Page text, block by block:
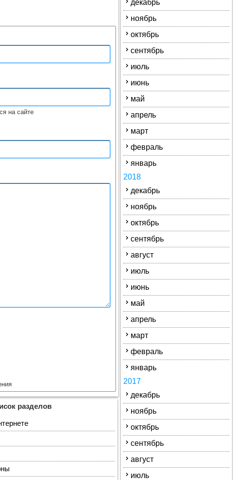
на сайте
разделов
декабрь
ноябрь
октябрь
сентябрь
июль
июнь
май
апрель
март
февраль
январь
2018
декабрь
ноябрь
октябрь
сентябрь
август
июль
июнь
май
апрель
март
февраль
январь
2017
декабрь
ноябрь
октябрь
сентябрь
август
июль